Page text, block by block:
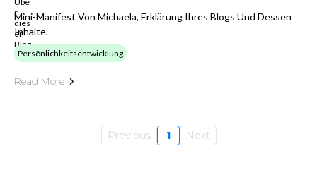
Mini-Manifest Von Michaela, Erklärung Ihres Blogs Und Dessen
Inhalte.
Persönlichkeitsentwicklung
Read More
Previous 1 Next